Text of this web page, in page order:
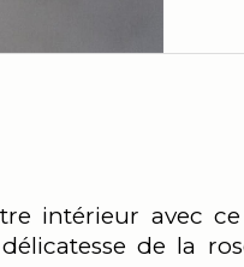
intérieur avec
de la